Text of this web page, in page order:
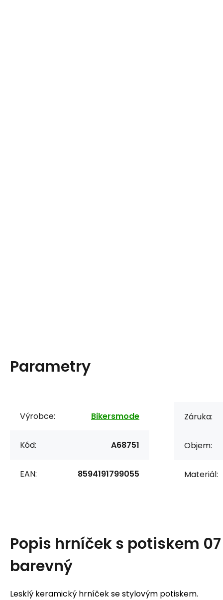
Parametry
Výrobce: Bikersmode
Kód: A68751
EAN: 8594191799055
Záruka:
Objem:
Materiál:
Popis hrníček s potiskem
barevný
Lesklý keramický hrníček se stylovým potiskem.